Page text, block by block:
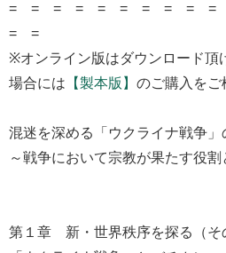
= = = = = = = = =
= =
※オンライン版はダウンロード頂
場合には 【製本版】 のご購入をご
混迷を深める「ウクライナ戦争」
～戦争において宗教が果たす役割
第１章 新・世界秩序を探る（そ